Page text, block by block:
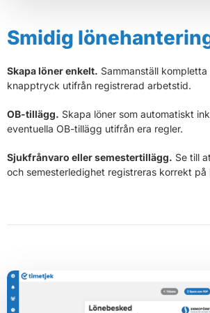
Smidig
Skapa löner enkelt. Sammanställ
knapptryck utifrån registrerad arbetstid.
OB-tillägg. Skapa löner som automatiskt
eventuella OB-tillägg utifrån era regler.
Sjukfrånvaro eller semestertillägg. Se till
och semesterledighet registreras korrekt på